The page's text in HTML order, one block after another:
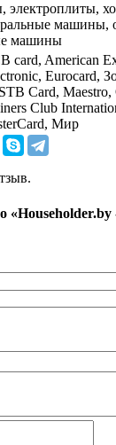
электроплиты,
машины,
машины
card, American
Eurocard,
Card, Maestro,
Club
Мир